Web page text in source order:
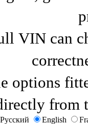
VIN can
options
from
Русский English